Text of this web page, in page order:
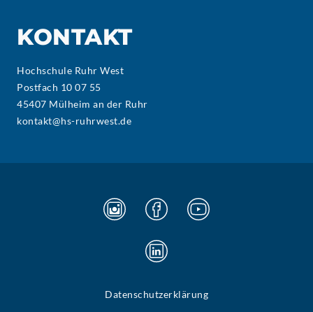
KONTAKT
Hochschule Ruhr West
Postfach 10 07 55
45407 Mülheim an der Ruhr
kontakt@hs-ruhrwest.de
Datenschutzerklärung